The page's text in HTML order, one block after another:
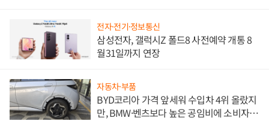
전자·전기·정보통신
삼성전자, 갤럭시Z 폴드8 사전예약 개통 8
월31일까지 연장
자동차·부품
BYD코리아 가격 앞세워 수입차 4위 올랐지
만, BMW·벤츠보다 높은 공임비에 소비자